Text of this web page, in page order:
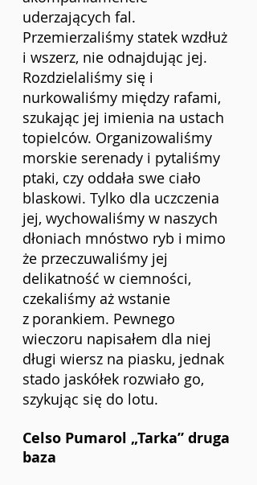
uderzających fal.
Przemierzaliśmy statek wzdłuż
i wszerz, nie odnajdując jej.
Rozdzielaliśmy się i
nurkowaliśmy między rafami,
szukając jej imienia na ustach
topielców. Organizowaliśmy
morskie serenady i pytaliśmy
ptaki, czy oddała swe ciało
blaskowi. Tylko dla uczczenia
jej, wychowaliśmy w naszych
dłoniach mnóstwo ryb i mimo
że przeczuwaliśmy jej
delikatność w ciemności,
czekaliśmy aż wstanie
z porankiem. Pewnego
wieczoru napisałem dla niej
długi wiersz na piasku, jednak
stado jaskółek rozwiało go,
szykując się do lotu.
Celso Pumarol „Tarka” druga
baza